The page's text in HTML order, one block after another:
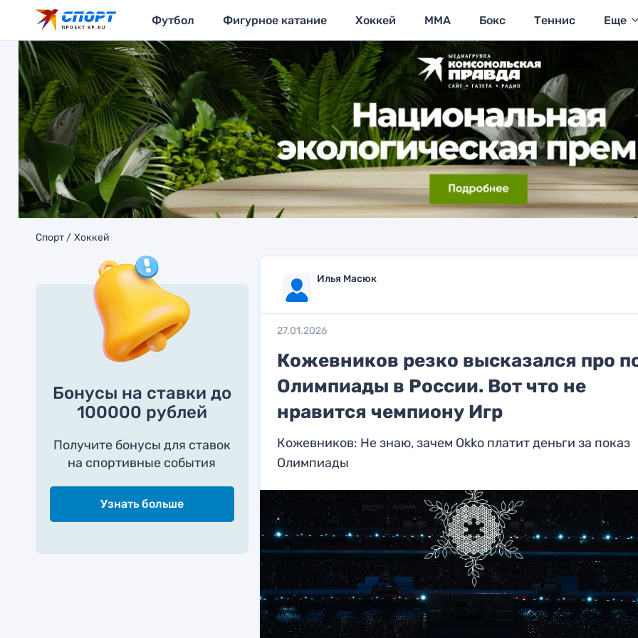
Футбол Фигурное катание Хоккей MMA Бокс Теннис Еще
Спорт Хоккей
Бонусы на ставки до
100000 рублей
Получите бонусы для ставок
на спортивные события
Узнать больше
Илья Масюк
27.01.2026
Кожевников резко высказался про
Олимпиады в России. Вот что не
нравится чемпиону Игр
Кожевников: Не знаю, зачем Okko платит деньги за показ
Олимпиады